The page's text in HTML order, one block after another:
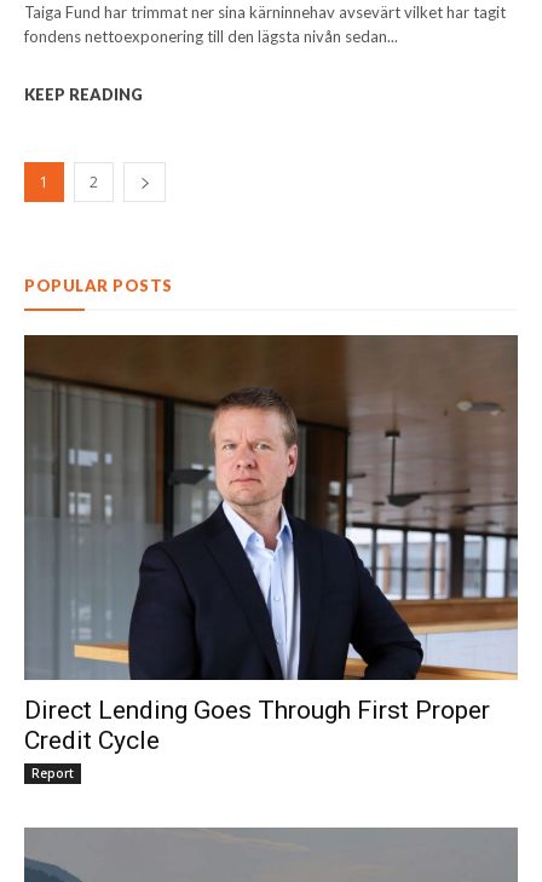
Taiga Fund har trimmat ner sina kärninnehav avsevärt vilket har tagit
fondens nettoexponering till den lägsta nivån sedan...
KEEP READING
1 2
POPULAR POSTS
Direct Lending Goes Through First Proper
Credit Cycle
Report